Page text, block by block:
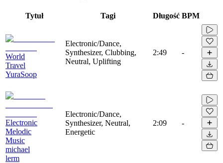
Tytuł Tagi Długość BPM
World
Travel
YuraSoop
Electronic/Dance,
Synthesizer, Clubbing,
Neutral, Uplifting
2:49 -
Electronic
Melodic
Music
michael
lerm
Electronic/Dance,
Synthesizer, Neutral,
Energetic
2:09 -